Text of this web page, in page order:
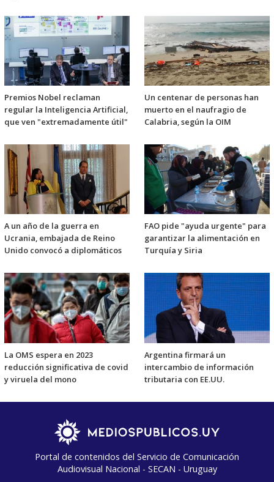
Premios Nobel reclaman
regular la Inteligencia Artificial,
que ven "extremadamente útil"
Un centenar de personas han
muerto en el naufragio de
Calabria, según la OIM
A un año de la guerra en
Ucrania, embajada de Reino
Unido convocó a diplomáticos
FAO pide "ayuda urgente" para
garantizar la alimentación en
Turquía y Siria
La OMS espera en 2023
reducción significativa de covid
y viruela del mono
Argentina firmará un
intercambio de información
tributaria con EE.UU.
Portal de contenidos del Servicio de Comunicación
Audiovisual Nacional - SECAN - Uruguay